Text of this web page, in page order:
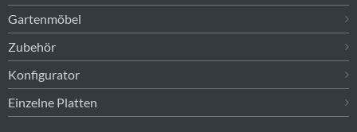
Gartenmöbel
Zubehör
Konfigurator
Einzelne Platten